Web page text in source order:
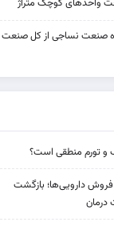
صنعت نساجی از کل صنعت
و تورم منطقی است؟
فروش دارویی‌ها؛ بازگشت